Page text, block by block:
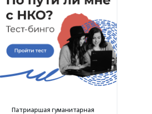
Патриаршая гуманитарная